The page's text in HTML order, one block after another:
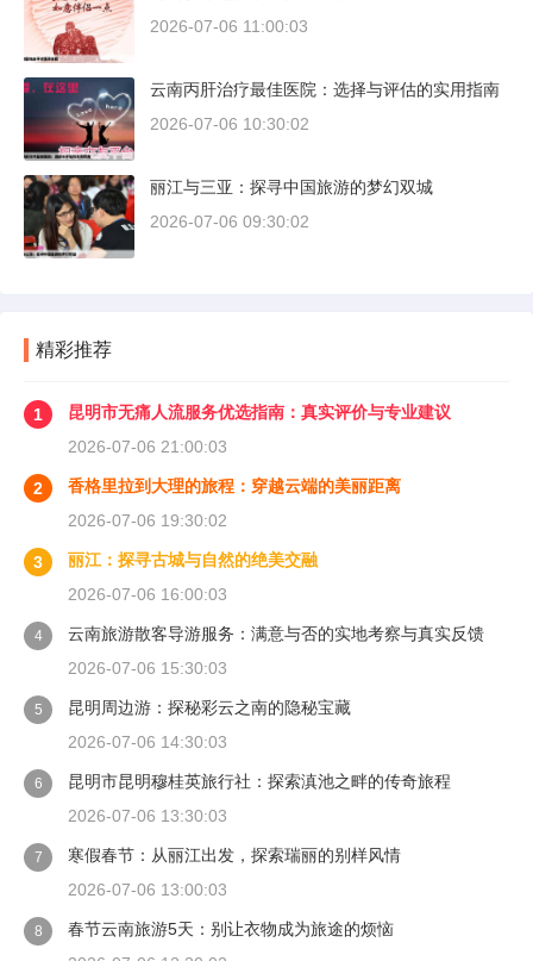
2026-07-06 11:00:03
云南丙肝治疗最佳医院：选择与评估的实用指南
2026-07-06 10:30:02
丽江与三亚：探寻中国旅游的梦幻双城
2026-07-06 09:30:02
精彩推荐
1
昆明市无痛人流服务优选指南：真实评价与专业建议
2026-07-06 21:00:03
2
香格里拉到大理的旅程：穿越云端的美丽距离
2026-07-06 19:30:02
3
丽江：探寻古城与自然的绝美交融
2026-07-06 16:00:03
4
云南旅游散客导游服务：满意与否的实地考察与真实反馈
2026-07-06 15:30:03
5
昆明周边游：探秘彩云之南的隐秘宝藏
2026-07-06 14:30:03
6
昆明市昆明穆桂英旅行社：探索滇池之畔的传奇旅程
2026-07-06 13:30:03
7
寒假春节：从丽江出发，探索瑞丽的别样风情
2026-07-06 13:00:03
8
春节云南旅游5天：别让衣物成为旅途的烦恼